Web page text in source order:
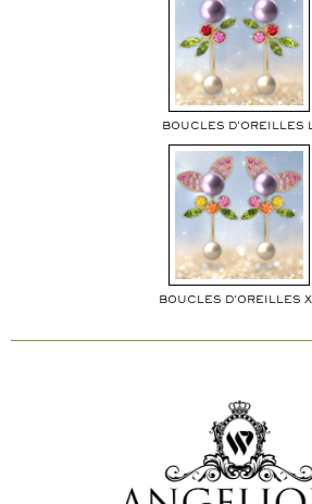
BOUCLES D'OREILLES
BOUCLES D'OREILLES